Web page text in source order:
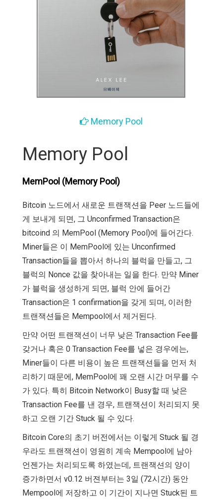
Memory Pool
Memory Pool
MemPool (Memory Pool)
Bitcoin 노드에서 새로운 트랜잭션을 Peer 노드들에
게 보내게 되면, 그 Unconfirmed Transaction은
bitcoind 의 MemPool (Memory Pool)에 들어간다.
Miner들은 이 MemPool에 있는 Unconfirmed
Transaction들을 뽑아서 하나의 블럭을 만들고, 그
블럭의 Nonce 값을 찾아내는 일을 한다. 만약 Miner
가 블럭을 생성하게 되면, 블럭 안에 들어간
Transaction은 1 confirmation을 갖게 되며, 이러한
트랜잭션들은 Mempool에서 제거된다.
만약 어떤 트랜잭션이 너무 낮은 Transaction Fee를
갖거나 혹은 0 Transaction Fee를 넣은 경우에는,
Miner들이 다른 비용이 높은 트랜잭션들을 먼저 처
리하기 때문에, MemPool에 꽤 오랜 시간 머무를 수
가 있다. 특히 Bitcoin Network이 Busy할 때 낮은
Transaction Fee를 낸 경우, 트랜잭션이 처리되지 못
하고 오랜 기간 Stuck 될 수 있다.
Bitcoin Core의 초기 버전에서는 이렇게 Stuck 될 경
우라도 트랜잭션이 영원히 계속 Mempool에 남아
언젠가는 처리되도록 하였는데, 트랜잭션의 양이
증가하면서 v0.12 버젼부터는 3일 (72시간) 동안
Mempool에 저장하고 이 기간이 지나면 Stuck된 트